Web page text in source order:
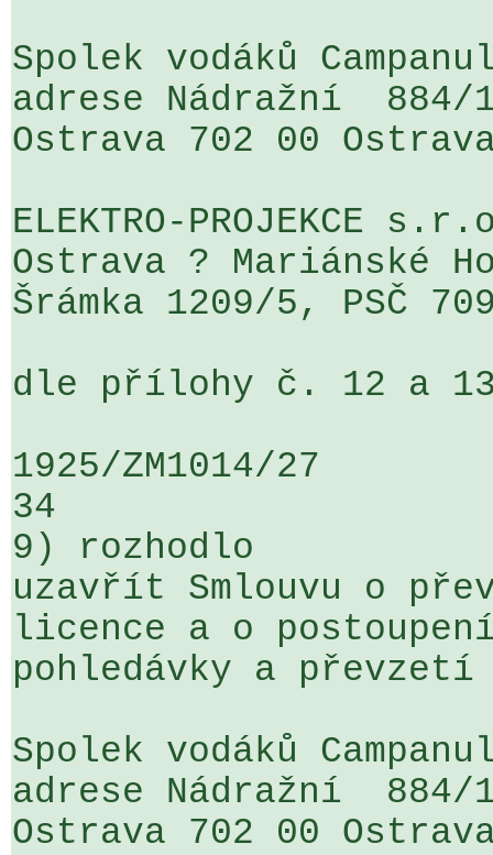
Spolek vodáků
adrese Nádražní  884/
Ostrava 702 00
ELEKTRO-PROJEKCE
Ostrava ? Mariánské
Šrámka 1209/5, PSČ
dle přílohy č. 12 a 13
1925/ZM1014/27
34
9) rozhodlo
uzavřít Smlouvu o
licence a o
pohledávky a
Spolek vodáků
adrese Nádražní  884/
Ostrava 702 00